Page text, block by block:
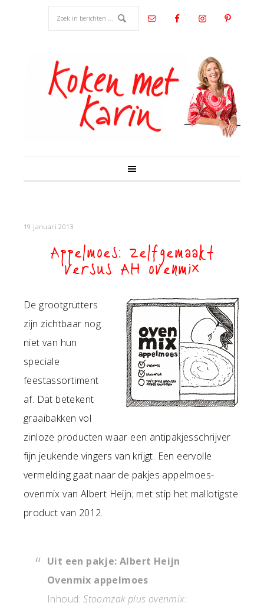
19 januari 2013
Appelmoes: zelfgemaakt
versus AH ovenmix
De grootgrutters
zijn zichtbaar nog
niet van hun
speciale
feestassortiment
af. Dat betekent
graaibakken vol
zinloze producten waar een antipakjesschrijver
fijn jeukende vingers van krijgt. Een eervolle
vermelding gaat naar de pakjes appelmoes-
ovenmix van Albert Heijn; met stip het mallotigste
product van 2012.
Uit een pakje: Albert Heijn
Ovenmix appelmoes
Inhoud:Stoomzak plus ovenmix: